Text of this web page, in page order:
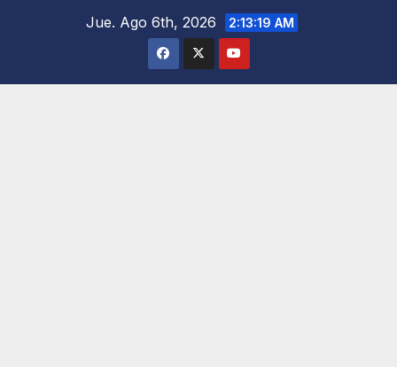
Jue. Ago 6th, 2026 2:13:20 AM